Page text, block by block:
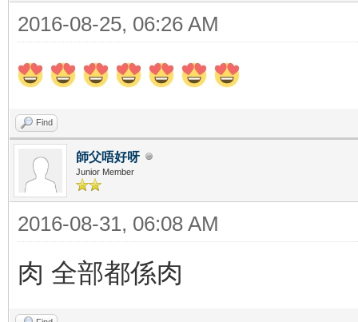
2016-08-25, 06:26 AM
Find
師父唔好呀
Junior Member
2016-08-31, 06:08 AM
肉 全部都係肉